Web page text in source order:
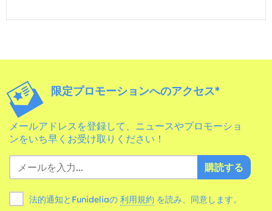
限定プロモーションへのアクセス*
メールアドレスを登録して、ニュースやプロモーショ
ンをいち早くお受け取りください！
購読する
法的通知とFunideliaの 利用規約 を読み、同意します。